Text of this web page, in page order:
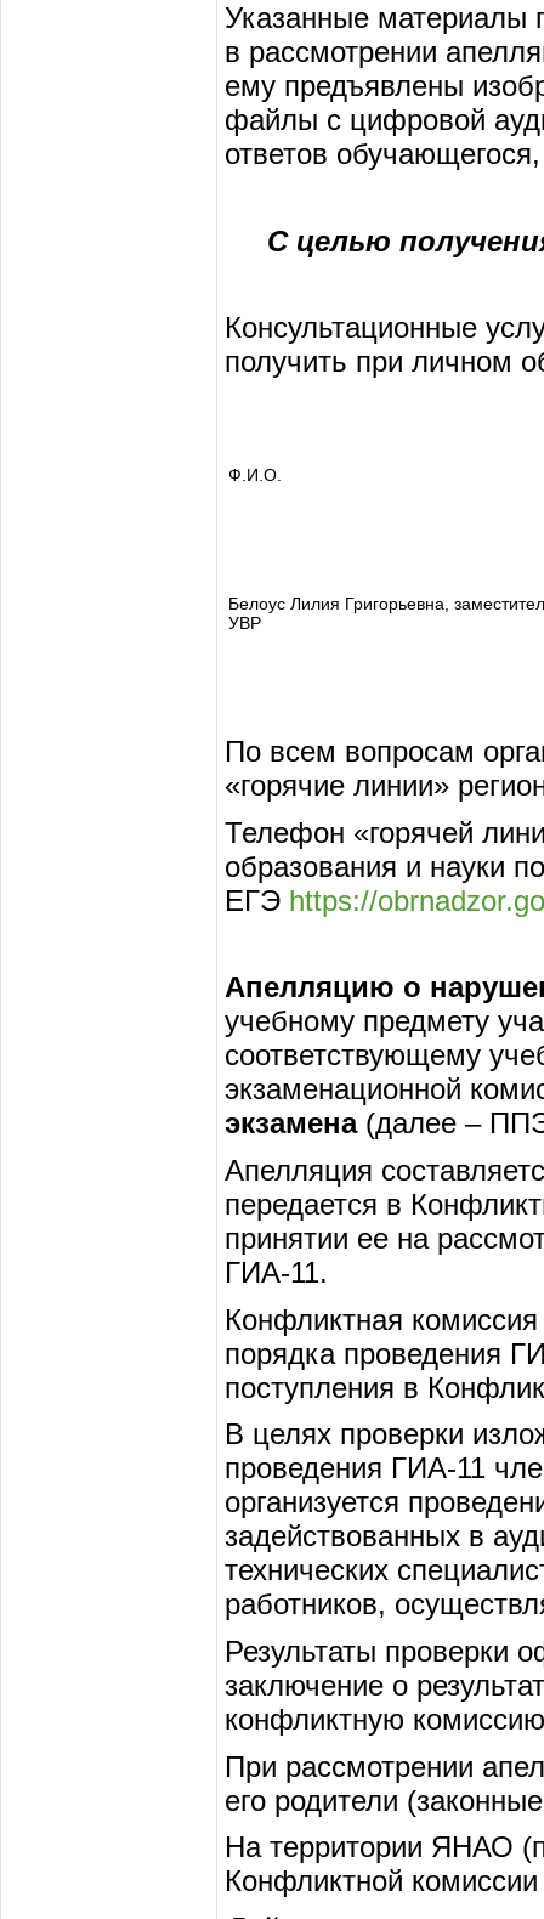
Указанные материалы
в рассмотрении
ему предъявлены
файлы с цифровой
ответов
С целью
Консультационные
получить при личном
Ф.И.О.
Белоус Лилия Григорьевна,
УВР
По всем вопросам
«горячие линии»
Телефон «горячей
образования и науки
ЕГЭ https://
Апелляцию о
учебному предмету
соответствующему
экзаменационной
экзамена(далее –
Апелляция
передается в
принятии ее на
ГИА-11.
Конфликтная
порядка проведения
поступления в
В целях проверки
проведения ГИА-11
организуется
задействованных в
технических
работников,
Результаты проверки
заключение о
конфликтную
При рассмотрении
его родители
На территории ЯНАО
Конфликтной